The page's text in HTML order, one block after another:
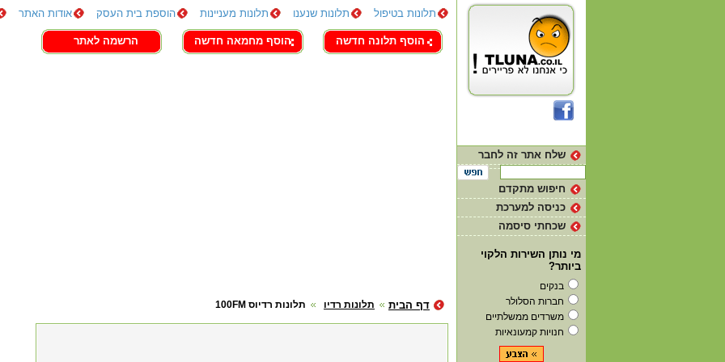
תלונות בטיפול תלונות שנענו תלונות מעניינות הוספת בית העסק אודות האתר
צור קשר
הוסף תלונה חדשה הוסף מחמאה חדשה הרשמה לאתר
תלונות רדיוס 100FM תלונות רדיו דף הבית
שלח אתר זה לחבר
חיפוש מתקדם
כניסה למערכת
שכחתי סיסמה
מי נותן השירות הלקוי
ביותר?
בנקים
חברות הסלולר
משרדים ממשלתיים
חנויות קמעונאיות